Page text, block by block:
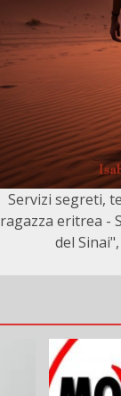
Servizi segreti,
ragazza eritrea -
del